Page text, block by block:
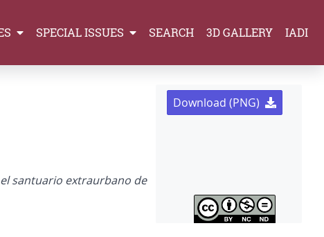
SPECIAL ISSUES SEARCH 3D GALLERY IADI
santuario extraurbano de
Download (PNG)